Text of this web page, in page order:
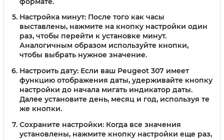
Настройка минут: После того как часы
выставлены, нажмите на кнопку настройки один
раз, чтобы перейти к установке минут.
Аналогичным образом используйте кнопки,
чтобы выбрать нужное значение.
Настроить дату: Если ваш Peugeot 307 имеет
функцию отображения даты, удерживайте кнопку
настройки до начала мигать индикатор даты.
Далее установите день, месяц и год, используя те
же кнопки.
Сохраните настройки: Когда все значения
установлены, нажмите кнопку настройки еще раз,